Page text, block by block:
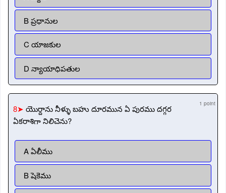
B ప్రధానుల
C యాజకుల
D న్యాయాధిపతుల
8➤ యొర్దాను నీళ్ళు బహు దూరమున ఏ పురము దగ్గర
ఏకరాశిగా నిలిచెను?
1 point
A ఏలీము
B షెకెము